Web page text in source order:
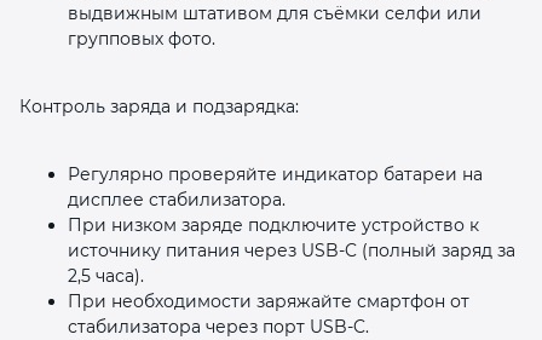
выдвижным штативом для съёмки селфи или
групповых фото.
Контроль заряда и подзарядка:
Регулярно проверяйте индикатор батареи на
дисплее стабилизатора.
При низком заряде подключите устройство к
источнику питания через USB‑C (полный заряд за
2,5 часа).
При необходимости заряжайте смартфон от
стабилизатора через порт USB‑C.